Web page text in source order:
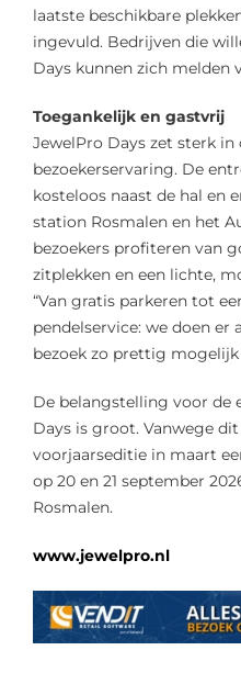
laatste beschikbare
ingevuld. Bedrijven die
Days kunnen zich melden
Toegankelijk en gastvrij
JewelPro Days zet sterk
bezoekerservaring. De
kosteloos naast de hal en
station Rosmalen en het
bezoekers profiteren van
zitplekken en een lichte,
“Van gratis parkeren tot
pendelservice: we doen er
bezoek zo prettig mogelijk
De belangstelling voor de
Days is groot. Vanwege
voorjaarseditie in maart
op 20 en 21 september
Rosmalen.
www.jewelpro.nl